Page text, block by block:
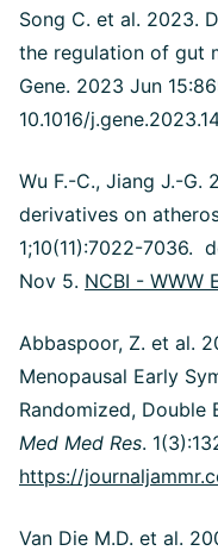
Song C. et al. 2023.
the regulation of gut
Gene. 2023 Jun
10.1016/
Wu F.-C., Jiang J.-G.
derivatives on
1;10(11):7022-7036.
Nov 5. NCBI - WWW
Abbaspoor, Z. et al.
Menopausal Early
Randomized, Double
Med Med Res.
https://
Van Die M.D. et al.